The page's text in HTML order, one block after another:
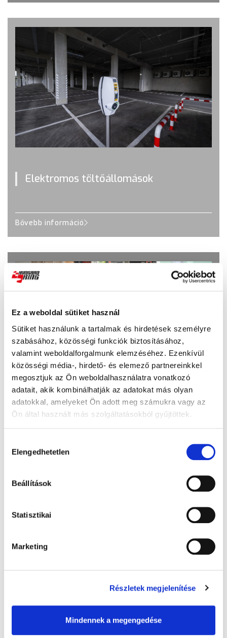
Ez a weboldal sütiket használ
Sütiket használunk a tartalmak és hirdetések személyre
szabásához, közösségi funkciók biztosításához,
valamint weboldalforgalmunk elemzéséhez. Ezenkívül
közösségi média-, hirdető- és elemező partnereinkkel
megosztjuk az Ön weboldalhasználatra vonatkozó
adatait, akik kombinálhatják az adatokat más olyan
adatokkal, amelyeket Ön adott meg számukra vagy az
Ön által használt más szolgáltatásokból gyűjtöttek.
kiválasztása
Elengedhetetlen
Beállítások
Statisztikai
Marketing
Részletek megjelenítése
Mindennek a megengedése
Elektromos töltőállomások
Bővebb információ
Ellátási lánc
Bővebb információ